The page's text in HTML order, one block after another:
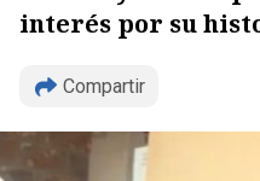
interés por su
Compartir